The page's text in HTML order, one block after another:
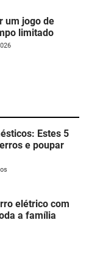
um jogo de
limitado
Estes 5
e poupar
elétrico com
a família